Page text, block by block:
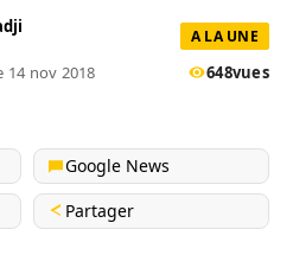
A LA UNE
14 nov 2018 648vues
Google News
Partager